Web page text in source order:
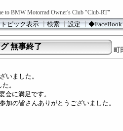
to BMW Motorrad Owner's Club "Club-RT"
トピック表示┃検索┃設定┃◆FaceBook
無事終了 町
いました。
。
会に満足です。
加の皆さんありがとうございました。